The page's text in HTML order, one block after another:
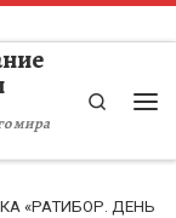
мира
Search
«РАТИБОР. ДЕНЬ